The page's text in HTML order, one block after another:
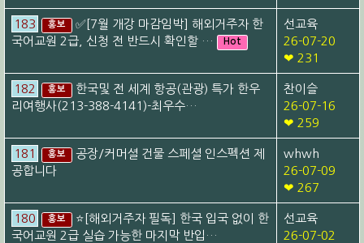
183 홍보
✅[7월 개강 마감임박] 해외거주자 한
국어교원 2급, 신청 전 반드시 확인할 …
Hot
선교육
26-07-20
❤ 231
182 홍보
한국및 전 세계 항공(관광) 특가 한우
리여행사(213-388-4141)-최우수…
찬이슬
26-07-16
❤ 259
181 홍보
공장/커머셜 건물 스페셜 인스펙션 제
공합니다
whwh
26-07-09
❤ 267
180 홍보
⭐[해외거주자 필독] 한국 입국 없이 한
국어교원 2급 실습 가능한 마지막 반입…
선교육
26-07-02